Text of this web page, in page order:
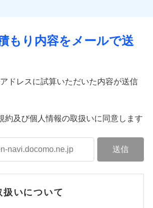
もり内容をメールで送
ドレスに試算いただいた内容が送信
約及び個人情報の取扱いに同意します
いについて